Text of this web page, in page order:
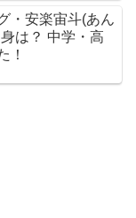
・安楽宙斗(あん
学・高
！